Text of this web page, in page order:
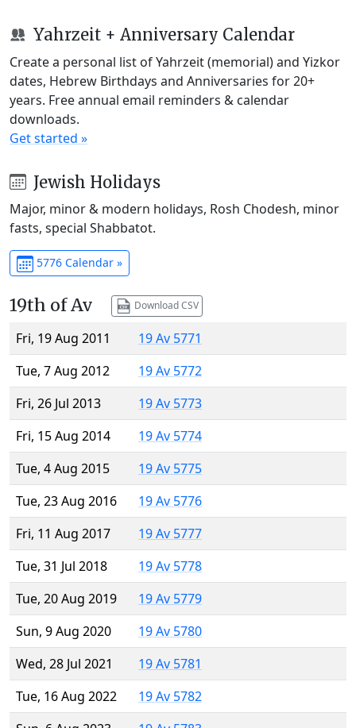
Yahrzeit + Anniversary Calendar
Create a personal list of Yahrzeit (memorial) and Yizkor
dates, Hebrew Birthdays and Anniversaries for 20+
years. Free annual email reminders & calendar
downloads.
Get started »
Jewish Holidays
Major, minor & modern holidays, Rosh Chodesh, minor
fasts, special Shabbatot.
5776 Calendar »
19th of Av Download CSV
Fri, 19 Aug 2011
19 Av 5771
Tue, 7 Aug 2012
19 Av 5772
Fri, 26 Jul 2013
19 Av 5773
Fri, 15 Aug 2014
19 Av 5774
Tue, 4 Aug 2015
19 Av 5775
Tue, 23 Aug 2016
19 Av 5776
Fri, 11 Aug 2017
19 Av 5777
Tue, 31 Jul 2018
19 Av 5778
Tue, 20 Aug 2019
19 Av 5779
Sun, 9 Aug 2020
19 Av 5780
Wed, 28 Jul 2021
19 Av 5781
Tue, 16 Aug 2022
19 Av 5782